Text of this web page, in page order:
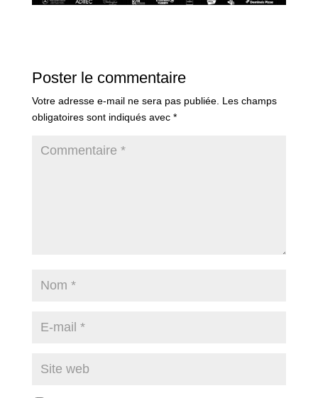
Poster le commentaire
Votre adresse e-mail ne sera pas publiée. Les champs
obligatoires sont indiqués avec *